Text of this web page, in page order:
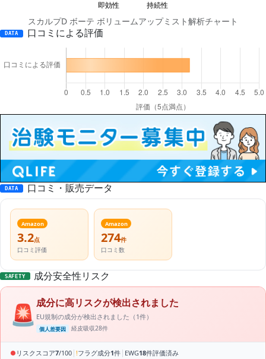
スカルプD ボーテ ボリュームアップミスト解析チャート
DATA 口コミによる評価
DATA 口コミ・販売データ
Amazon
3.2点
口コミ評価
Amazon
274件
口コミ数
SAFETY 成分安全性リスク
🚨 成分に高リスクが検出されました
EU規制の成分が検出されました（1件）
個人差要因 経皮吸収28件
● リスクスコア7/100 | !フラグ成分1件 | EWG18件評価済み